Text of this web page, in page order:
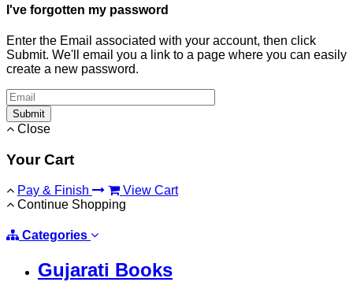
I've forgotten my password
Enter the Email associated with your account, then click
Submit. We'll email you a link to a page where you can easily
create a new password.
Submit
Close
Your Cart
Pay & Finish
View Cart
Continue Shopping
Categories
Gujarati Books